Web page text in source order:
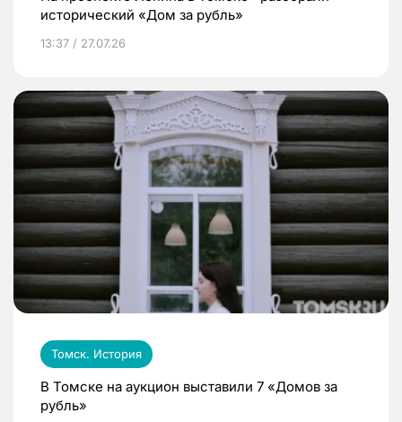
исторический «Дом за рубль»
13:37 / 27.07.26
Томск. История
В Томске на аукцион выставили 7 «Домов за
рубль»